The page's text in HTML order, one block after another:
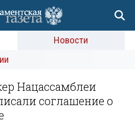
Новости
Нацассамблеи
соглашение о